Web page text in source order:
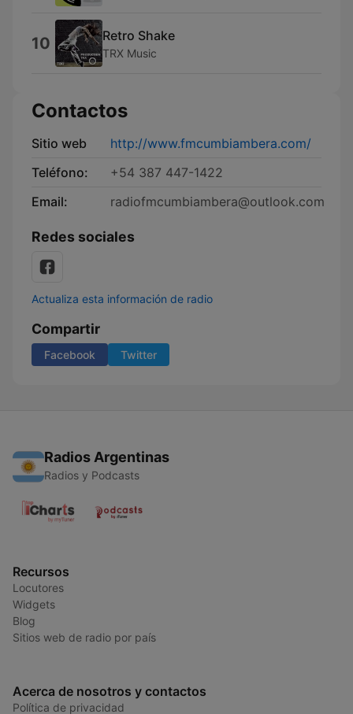
10 Retro Shake
TRX Music
Contactos
Sitio web
http://www.fmcumbiambera.com/
Teléfono:
+54 387 447-1422
Email:
radiofmcumbiambera@outlook.com
Redes sociales
Actualiza esta información de radio
Compartir
Facebook Twitter
Radios Argentinas
Radios y Podcasts
Recursos
Locutores
Widgets
Blog
Sitios web de radio por país
Acerca de nosotros y contactos
Política de privacidad